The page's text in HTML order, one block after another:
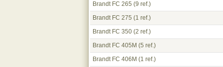
Brandt FC 265 (9 ref.)
Brandt FC 275 (1 ref.)
Brandt FC 350 (2 ref.)
Brandt FC 405M (5 ref.)
Brandt FC 406M (1 ref.)